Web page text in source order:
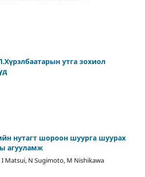
утга зохиол
нутагт шороон шуурга шуурах
агууламж
Matsui, N Sugimoto, M Nishikawa